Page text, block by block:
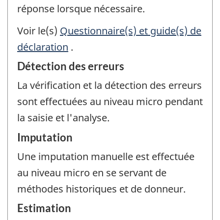
réponse lorsque nécessaire.
Voir le(s) Questionnaire(s) et guide(s) de
déclaration .
Détection des erreurs
La vérification et la détection des erreurs
sont effectuées au niveau micro pendant
la saisie et l'analyse.
Imputation
Une imputation manuelle est effectuée
au niveau micro en se servant de
méthodes historiques et de donneur.
Estimation